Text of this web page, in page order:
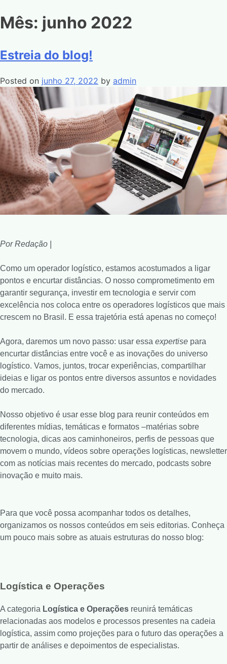
Mês: junho 2022
Estreia do blog!
Posted on junho 27, 2022 by admin
Por Redação |
Como um operador logístico, estamos acostumados a ligar
pontos e encurtar distâncias. O nosso comprometimento em
garantir segurança, investir em tecnologia e servir com
excelência nos coloca entre os operadores logísticos que mais
crescem no Brasil. E essa trajetória está apenas no começo!
Agora, daremos um novo passo: usar essa expertise para
encurtar distâncias entre você e as inovações do universo
logístico. Vamos, juntos, trocar experiências, compartilhar
ideias e ligar os pontos entre diversos assuntos e novidades
do mercado.
Nosso objetivo é usar esse blog para reunir conteúdos em
diferentes mídias, temáticas e formatos –matérias sobre
tecnologia, dicas aos caminhoneiros, perfis de pessoas que
movem o mundo, vídeos sobre operações logísticas, newsletter
com as notícias mais recentes do mercado, podcasts sobre
inovação e muito mais.
Para que você possa acompanhar todos os detalhes,
organizamos os nossos conteúdos em seis editorias. Conheça
um pouco mais sobre as atuais estruturas do nosso blog:
Logística e Operações
A categoria Logística e Operações reunirá temáticas
relacionadas aos modelos e processos presentes na cadeia
logística, assim como projeções para o futuro das operações a
partir de análises e depoimentos de especialistas.